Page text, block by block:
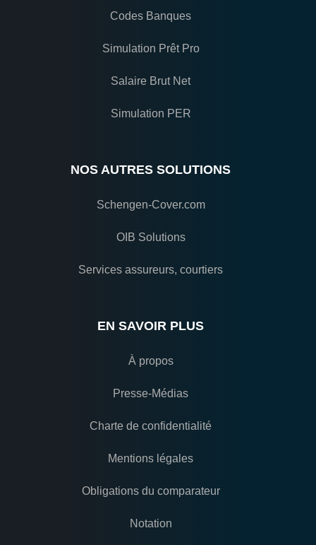
Codes Banques
Simulation Prêt Pro
Salaire Brut Net
Simulation PER
NOS AUTRES SOLUTIONS
Schengen-Cover.com
OIB Solutions
Services assureurs, courtiers
EN SAVOIR PLUS
À propos
Presse-Médias
Charte de confidentialité
Mentions légales
Obligations du comparateur
Notation